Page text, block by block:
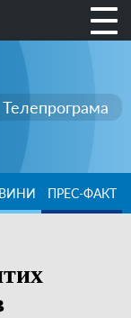
Телепрограма
ПРЕС-ФАКТ